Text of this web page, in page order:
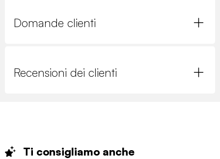
Domande clienti
Recensioni dei clienti
Ti consigliamo anche